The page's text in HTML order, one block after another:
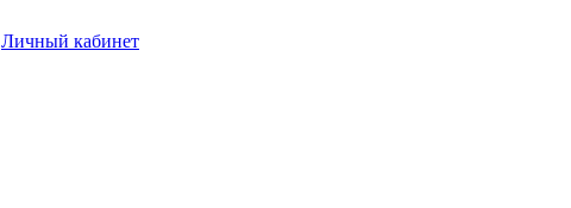
Личный кабинет